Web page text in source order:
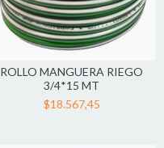
ROLLO MANGUERA RIEGO
3/4*15 MT
$18.567,45